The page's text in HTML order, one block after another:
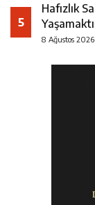
5
Hafızlık
8 Ağustos 2026-